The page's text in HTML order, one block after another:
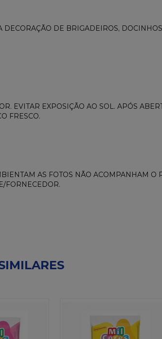
DE BRIGADEIROS,
EVITAR EXPOSIÇÃO AO SOL. APÓS
FRESCO.
AS FOTOS NÃO ACOMPANHAM O
FORNECEDOR.